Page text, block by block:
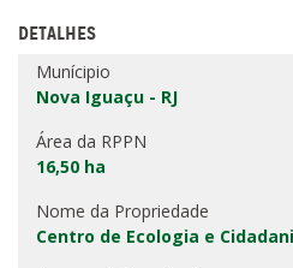
DETALHES
Munícipio
Nova Iguaçu - RJ
Área da RPPN
16,50 ha
Nome da Propriedade
Centro de Ecologia e